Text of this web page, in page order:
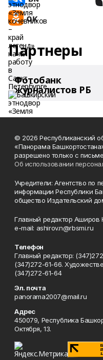
Партнеры
Фотобанк
журналистов РБ
© 2026 Республиканский
«Панорама
разрешено только с
Об использовании
Учредители: Агентство по
информации Республики
общество Издательский
Главный редактор Аширов
e-mail: ashirov.n@rbsmi.ru
Телефон
Главный редактор:
(347)272-61-66.
(347)272-61-64
Эл. почта
panorama2007@mail.ru
Адрес
450079, Республика
Октября, 13.